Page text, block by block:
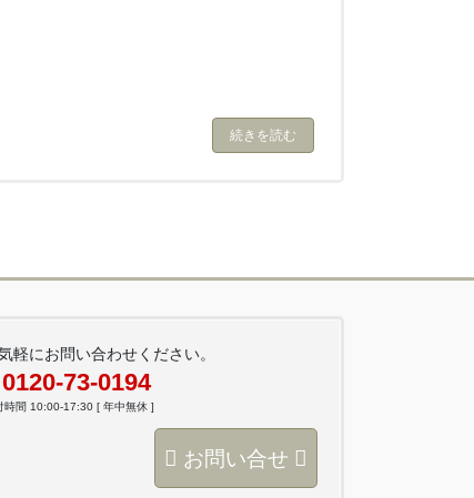
続きを読む
軽にお問い合わせください。
0120-73-0194
時間 10:00-17:30 [ 年中無休 ]
お問い合せ